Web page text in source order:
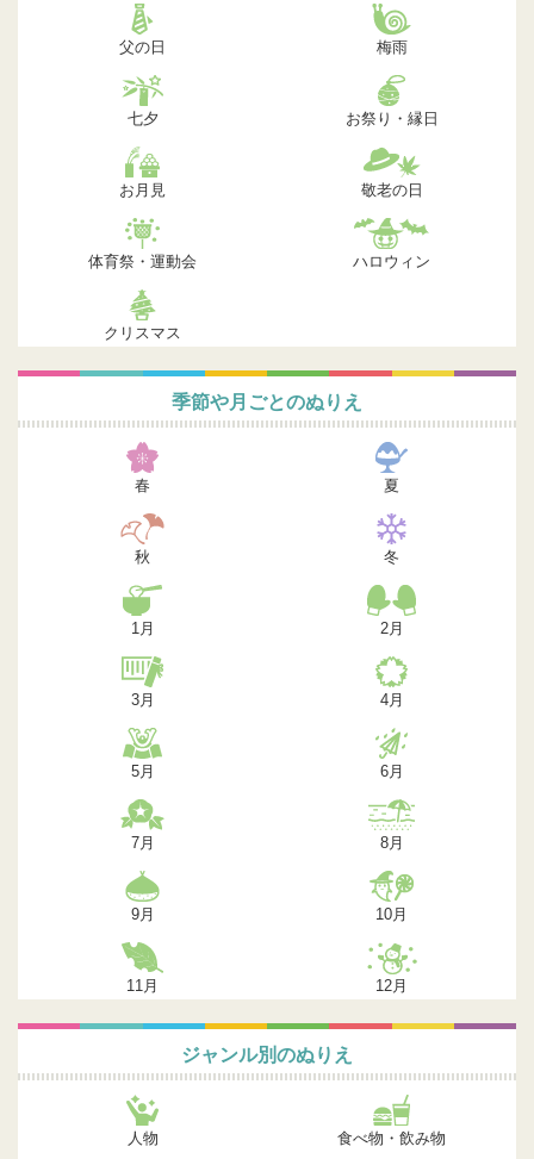
父の日 梅雨
七夕 お祭り・縁日
お月見 敬老の日
体育祭・運動会 ハロウィン
クリスマス
季節や月ごとのぬりえ
春 夏
秋 冬
1月 2月
3月 4月
5月 6月
7月 8月
9月 10月
11月 12月
ジャンル別のぬりえ
人物 食べ物・飲み物